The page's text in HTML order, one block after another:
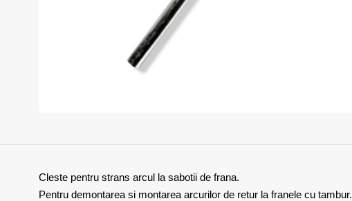
Cleste pentru strans arcul la sabotii de frana.
Pentru demontarea si montarea arcurilor de retur la franele cu tambur.